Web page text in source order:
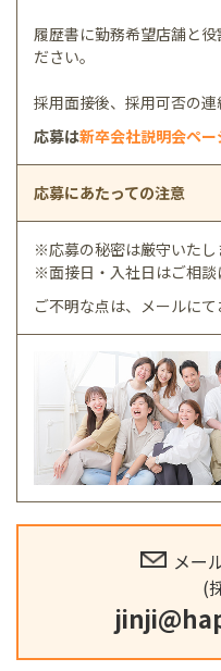
履歴書に勤務希望店舗と
ださい。
採用面接後、採用可否の連
応募は新卒会社説明会ペー
応募にあたっての注意
※応募の秘密は厳守いたし
※面接日・入社日はご相談
ご不明な点は、メールにて
メー
(